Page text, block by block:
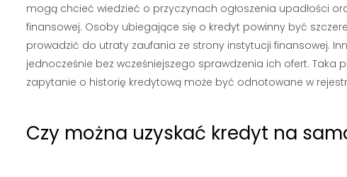
mogą chcieć wiedzieć o przyczynach ogłoszenia upadłości
finansowej. Osoby ubiegające się o kredyt powinny być
prowadzić do utraty zaufania ze strony instytucji finansowej.
jednocześnie bez wcześniejszego sprawdzenia ich ofert. Taka
zapytanie o historię kredytową może być odnotowane w
Czy można uzyskać kredyt na